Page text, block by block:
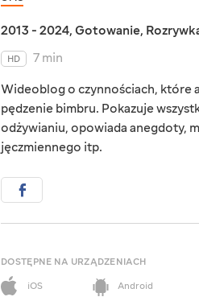
2013 - 2024, Gotowanie,
HD
7 min
Wideoblog o czynnościach, które
pędzenie bimbru. Pokazuje
odżywianiu, opowiada anegdoty,
jęczmiennego itp.
DOSTĘPNE NA URZĄDZENIACH
iOS
Android